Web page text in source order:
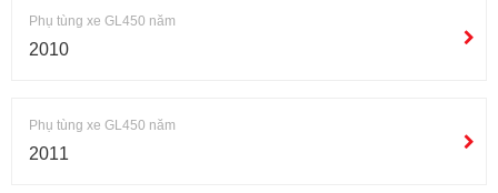
Phụ tùng xe GL450 năm
2010
Phụ tùng xe GL450 năm
2011